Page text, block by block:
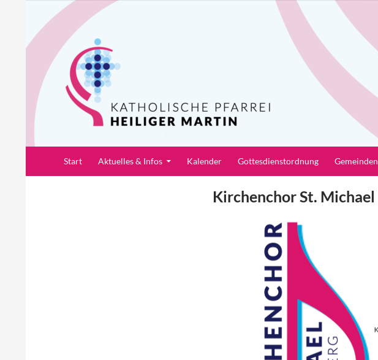
springen
Pfarrei Heiliger Martin
Start Aktuelles & Infos Kalender Gottesdienstordnung Gemeinden
Kirchenchor St. Michael